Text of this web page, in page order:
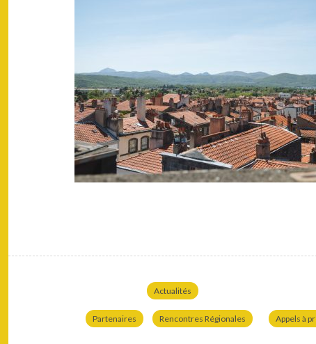
Actualités
Partenaires Rencontres Régionales Appels à